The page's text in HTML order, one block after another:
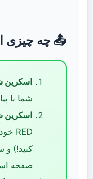
📤 چه چیزی
شما با
کنید!) و
صفحه